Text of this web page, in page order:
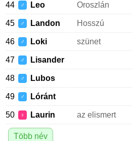
44 ♂ Leo Oroszlán
45 ♂ Landon Hosszú
46 ♂ Loki szünet
47 ♂ Lisander
48 ♂ Lubos
49 ♂ Lóránt
50 ♀ Laurin az elismert
Több név